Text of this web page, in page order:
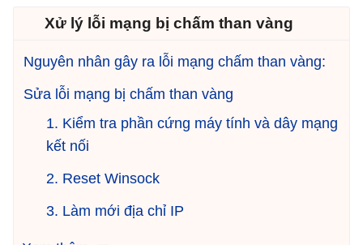
Xử lý lỗi mạng bị chấm than vàng
Nguyên nhân gây ra lỗi mạng chấm than vàng:
Sửa lỗi mạng bị chấm than vàng
1. Kiểm tra phần cứng máy tính và dây mạng
kết nối
2. Reset Winsock
3. Làm mới địa chỉ IP